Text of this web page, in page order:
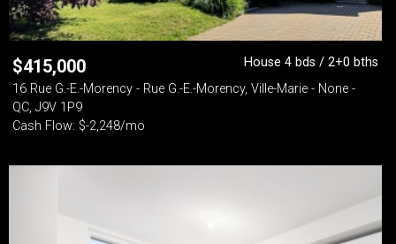
$415,000
House 4 bds / 2+0 bths
16 Rue G.-E.-Morency - Rue G.-E.-Morency, Ville-Marie - None -
QC, J9V 1P9
Cash Flow: $-2,248/mo